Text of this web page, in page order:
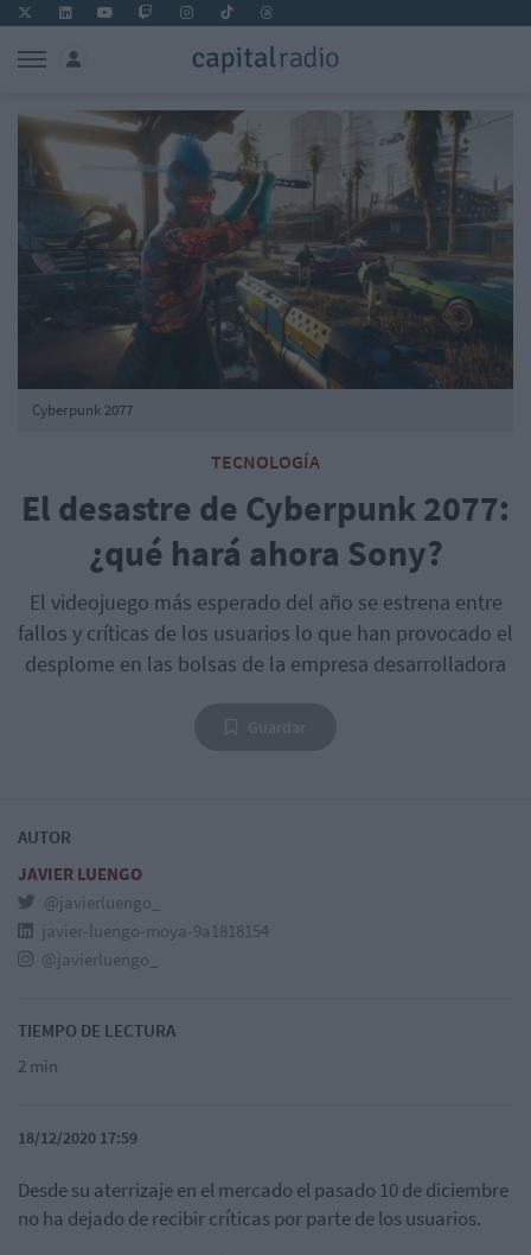
TECNOLOGÍA
El desastre de Cyberpunk 2077:
¿qué hará ahora Sony?
El videojuego más esperado del año se estrena entre
fallos y críticas de los usuarios lo que han provocado el
desplome en las bolsas de la empresa desarrolladora
Cyberpunk 2077
AUTOR
JAVIER LUENGO
@javierluengo_
javier-luengo-moya-9a1818154
@javierluengo_
TIEMPO DE LECTURA
2 min
18/12/2020 17:59
Desde su aterrizaje en el mercado el pasado 10 de diciembre
no ha dejado de recibir críticas por parte de los usuarios.